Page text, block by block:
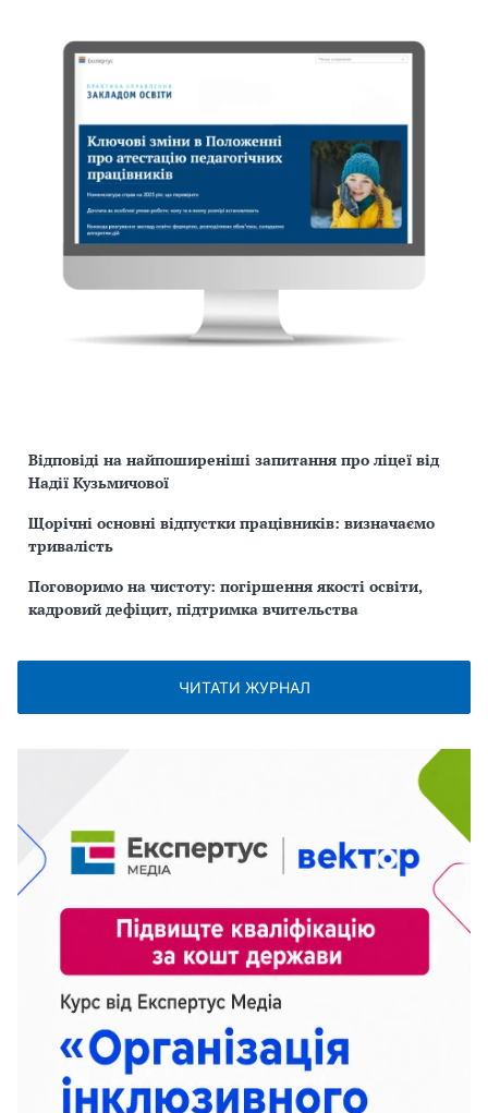
Відповіді на найпоширеніші запитання про ліцеї від
Надії Кузьмичової
Щорічні основні відпустки працівників: визначаємо
тривалість
Поговоримо на чистоту: погіршення якості освіти,
кадровий дефіцит, підтримка вчительства
ЧИТАТИ ЖУРНАЛ